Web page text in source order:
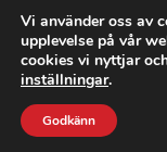
Vi använder oss av
upplevelse på vår
cookies vi nyttjar
inställningar.
Godkänn